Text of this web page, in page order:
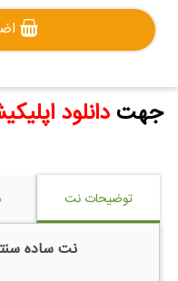
جهتدانلود
توضیحات نت
نت ساده